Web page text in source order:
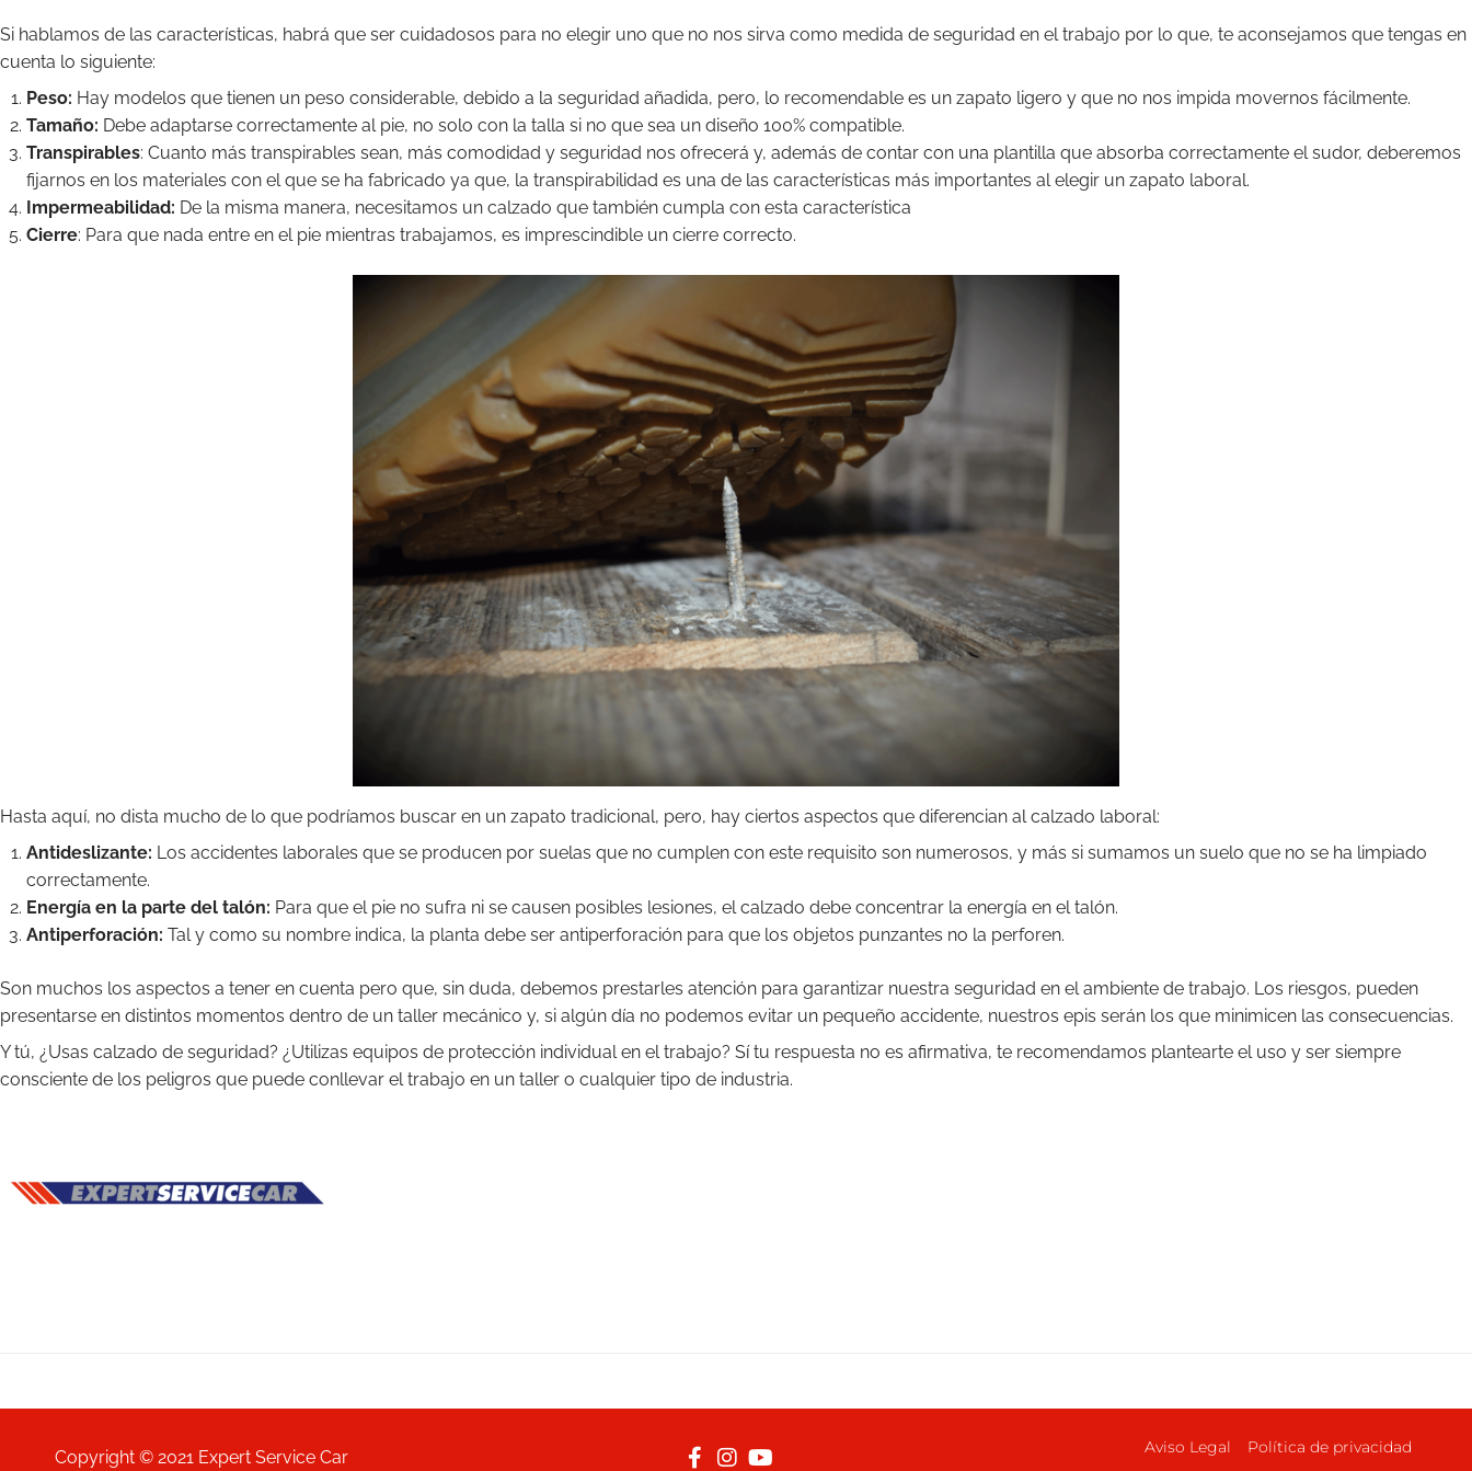
Si hablamos de las características, habrá que ser cuidadosos para no elegir uno que no nos sirva como medida de seguridad en el trabajo por lo que, te aconsejamos que tengas en
cuenta lo siguiente:
Peso: Hay modelos que tienen un peso considerable, debido a la seguridad añadida, pero, lo recomendable es un zapato ligero y que no nos impida movernos fácilmente.
Tamaño: Debe adaptarse correctamente al pie, no solo con la talla si no que sea un diseño 100% compatible.
Transpirables: Cuanto más transpirables sean, más comodidad y seguridad nos ofrecerá y, además de contar con una plantilla que absorba correctamente el sudor, deberemos
fijarnos en los materiales con el que se ha fabricado ya que, la transpirabilidad es una de las características más importantes al elegir un zapato laboral.
Impermeabilidad: De la misma manera, necesitamos un calzado que también cumpla con esta característica
Cierre: Para que nada entre en el pie mientras trabajamos, es imprescindible un cierre correcto.
Hasta aquí, no dista mucho de lo que podríamos buscar en un zapato tradicional, pero, hay ciertos aspectos que diferencian al calzado laboral:
Antideslizante: Los accidentes laborales que se producen por suelas que no cumplen con este requisito son numerosos, y más si sumamos un suelo que no se ha limpiado
correctamente.
Energía en la parte del talón: Para que el pie no sufra ni se causen posibles lesiones, el calzado debe concentrar la energía en el talón.
Antiperforación: Tal y como su nombre indica, la planta debe ser antiperforación para que los objetos punzantes no la perforen.
Son muchos los aspectos a tener en cuenta pero que, sin duda, debemos prestarles atención para garantizar nuestra seguridad en el ambiente de trabajo. Los riesgos, pueden
presentarse en distintos momentos dentro de un taller mecánico y, si algún día no podemos evitar un pequeño accidente, nuestros epis serán los que minimicen las consecuencias.
Y tú, ¿Usas calzado de seguridad? ¿Utilizas equipos de protección individual en el trabajo? Sí tu respuesta no es afirmativa, te recomendamos plantearte el uso y ser siempre
consciente de los peligros que puede conllevar el trabajo en un taller o cualquier tipo de industria.
Copyright © 2021 Expert Service Car
Aviso Legal Política de privacidad